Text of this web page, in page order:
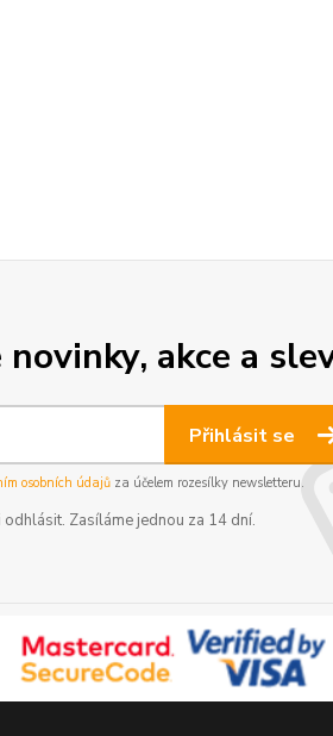
akce a
Přihlásit se
osobních údajůza účelem rozesílky newsletteru.
odhlásit. Zasíláme jednou za 14 dní.